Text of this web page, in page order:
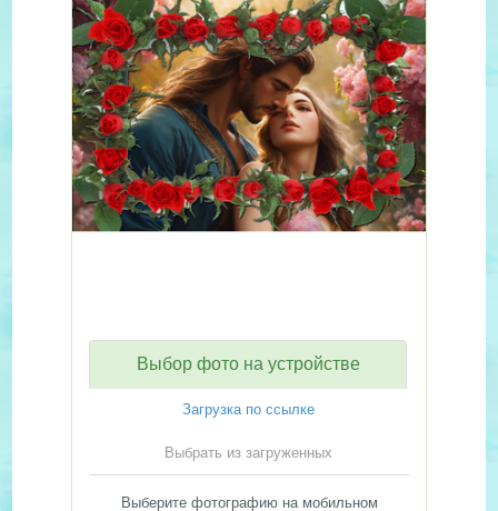
Выбор фото на устройстве
Загрузка по ссылке
Выбрать из загруженных
Выберите фотографию на мобильном